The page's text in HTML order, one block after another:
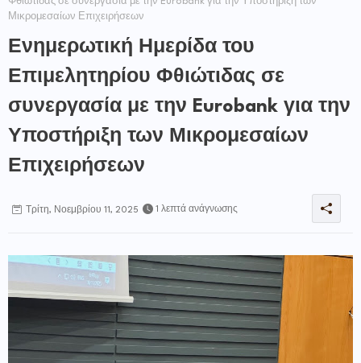
Μικρομεσαίων Επιχειρήσεων
Ενημερωτική Ημερίδα του
Επιμελητηρίου Φθιώτιδας σε
συνεργασία με την Eurobank για την
Υποστήριξη των Μικρομεσαίων
Επιχειρήσεων
Τρίτη, Νοεμβρίου 11, 2025 1 λεπτά ανάγνωσης